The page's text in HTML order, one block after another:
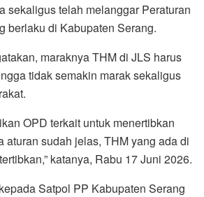
sekaligus telah melanggar Peraturan
berlaku di Kabupaten Serang.
maraknya THM di JLS harus
tidak semakin marak sekaligus
OPD terkait untuk menertibkan
aturan sudah jelas, THM yang ada di
katanya, Rabu 17 Juni 2026.
Satpol PP Kabupaten Serang